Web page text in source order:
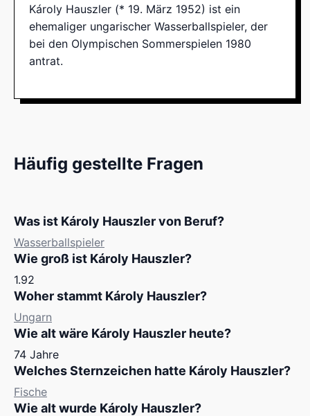
Károly Hauszler (* 19. März 1952) ist ein
ehemaliger ungarischer Wasserballspieler, der
bei den Olympischen Sommerspielen 1980
antrat.
Häufig gestellte Fragen
Was ist Károly Hauszler von Beruf?
Wasserballspieler
Wie groß ist Károly Hauszler?
1.92
Woher stammt Károly Hauszler?
Ungarn
Wie alt wäre Károly Hauszler heute?
74 Jahre
Welches Sternzeichen hatte Károly Hauszler?
Fische
Wie alt wurde Károly Hauszler?